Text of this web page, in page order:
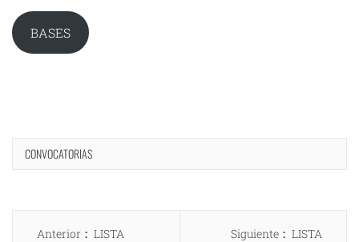
BASES
CONVOCATORIAS
Navegación
Anterior
Entrada
LISTA
Siguiente
Entrada
LISTA